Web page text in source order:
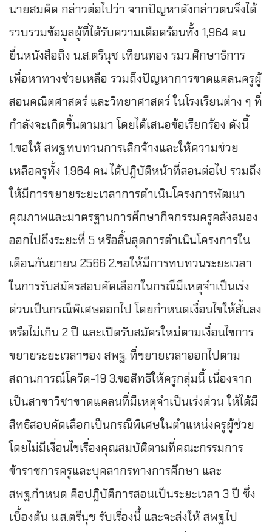
นายสมคิด กล่าวต่อไปว่า จากปัญหาดังกล่าวตนจึงได้
รวบรวมข้อมูลผู้ที่ได้รับความเดือดร้อนทั้ง 1,964 คน
ยื่นหนังสือถึง น.ส.ตรีนุช เทียนทอง รมว.ศึกษาธิการ
เพื่อหาทางช่วยเหลือ รวมถึงปัญหาการขาดแคลนครูผู้
สอนคณิตศาสตร์ และวิทยาศาสตร์ ในโรงเรียนต่าง ๆ ที่
กำลังจะเกิดขึ้นตามมา โดยได้เสนอข้อเรียกร้อง ดังนี้
1.ขอให้ สพฐ.ทบทวนการเลิกจ้างและให้ความช่วย
เหลือครูทั้ง 1,964 คน ได้ปฏิบัติหน้าที่สอนต่อไป รวมถึง
ให้มีการขยายระยะเวลาการดำเนินโครงการพัฒนา
คุณภาพและมาตรฐานการศึกษากิจกรรมครูคลังสมอง
ออกไปถึงระยะที่ 5 หรือสิ้นสุดการดำเนินโครงการใน
เดือนกันยายน 2566 2.ขอให้มีการทบทวนระยะเวลา
ในการรับสมัครสอบคัดเลือกในกรณีมีเหตุจำเป็นเร่ง
ด่วนเป็นกรณีพิเศษออกไป โดยกำหนดเงื่อนไขให้สั้นลง
หรือไม่เกิน 2 ปี และเปิดรับสมัครใหม่ตามเงื่อนไขการ
ขยายระยะเวลาของ สพฐ. ที่ขยายเวลาออกไปตาม
สถานการณ์โควิด-19 3.ขอสิทธิให้ครูกลุ่มนี้ เนื่องจาก
เป็นสาขาวิชาขาดแคลนที่มีเหตุจำเป็นเร่งด่วน ให้ได้มี
สิทธิสอบคัดเลือกเป็นกรณีพิเศษในตำแหน่งครูผู้ช่วย
โดยไม่มีเงื่อนไขเรื่องคุณสมบัติตามที่คณะกรรมการ
ข้าราชการครูและบุคลากรทางการศึกษา และ
สพฐ.กำหนด คือปฏิบัติการสอนเป็นระยะเวลา 3 ปี ซึ่ง
เบื้องต้น น.ส.ตรีนุช รับเรื่องนี้ และจะส่งให้ สพฐ.ไป